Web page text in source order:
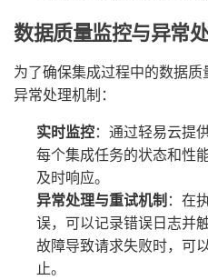
数据质量监控与异常
为了确保集成过程中的数据
异常处理机制：
实时监控：通过轻易云提
每个集成任务的状态和性
及时响应。
异常处理与重试机制：在
误，可以记录错误日志并
故障导致请求失败时，可
止。